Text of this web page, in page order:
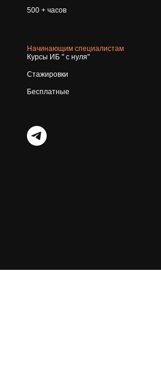
500 + часов
Начинающим специалистам
Курсы ИБ " с нуля"
Стажировки
Бесплатные